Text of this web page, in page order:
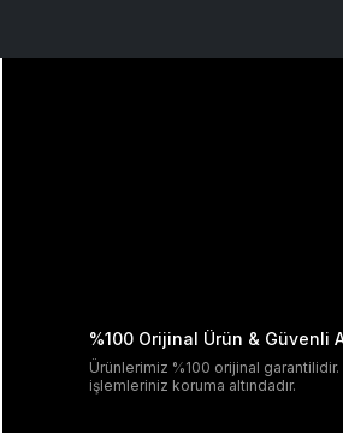
%100 Orijinal Ürün & Güvenli
Ürünlerimiz %100 orijinal
işlemleriniz koruma altındadır.